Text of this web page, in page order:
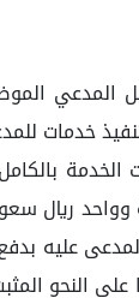
الموضح